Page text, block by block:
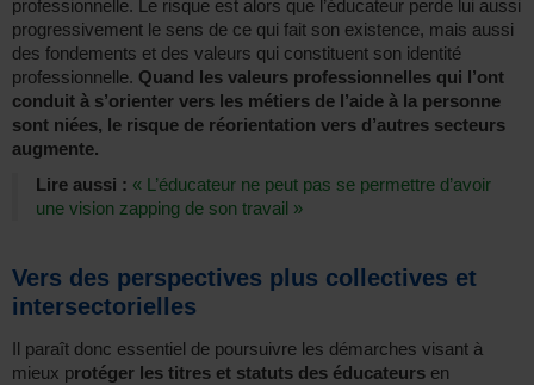
professionnelle. Le risque est alors que l’éducateur perde lui aussi
progressivement le sens de ce qui fait son existence, mais aussi
des fondements et des valeurs qui constituent son identité
professionnelle. Quand les valeurs professionnelles qui l’ont
conduit à s’orienter vers les métiers de l’aide à la personne
sont niées, le risque de réorientation vers d’autres secteurs
augmente.
Lire aussi : « L’éducateur ne peut pas se permettre d’avoir
une vision zapping de son travail »
Vers des perspectives plus collectives et
intersectorielles
Il paraît donc essentiel de poursuivre les démarches visant à
mieux protéger les titres et statuts des éducateurs en